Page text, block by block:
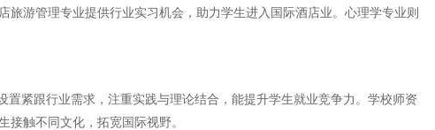
游管理专业提供行业实习机会，助力学生进入国际酒店业。心理学专业则
紧跟行业需求，注重实践与理论结合，能提升学生就业竞争力。学校师资
触不同文化，拓宽国际视野。